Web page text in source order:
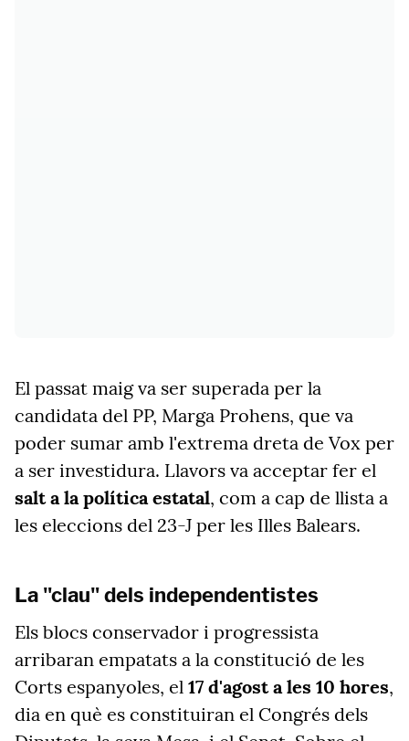
El passat maig va ser superada per la
candidata del PP, Marga Prohens, que va
poder sumar amb l'extrema dreta de Vox per
a ser investidura. Llavors va acceptar fer el
salt a la política estatal, com a cap de llista a
les eleccions del 23-J per les Illes Balears.
La "clau" dels independentistes
Els blocs conservador i progressista
arribaran empatats a la constitució de les
Corts espanyoles, el 17 d'agost a les 10 hores,
dia en què es constituiran el Congrés dels